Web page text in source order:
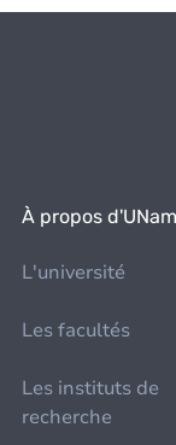
À propos
L'université
Les facultés
Les instituts de
recherche